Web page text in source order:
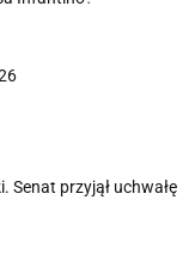
Senat przyjął uchwałę